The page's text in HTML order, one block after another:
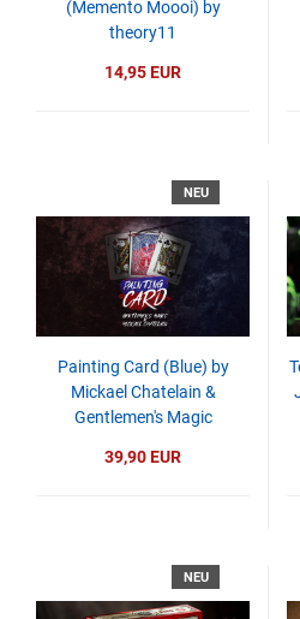
(Memento Moooi) by
theory11
14,95 EUR
NEU
Painting Card (Blue) by
Mickael Chatelain &
Gentlemen's Magic
39,90 EUR
NEU